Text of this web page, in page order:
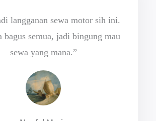
langganan sewa motor sih ini.
bagus semua, jadi bingung mau
sewa yang mana.”